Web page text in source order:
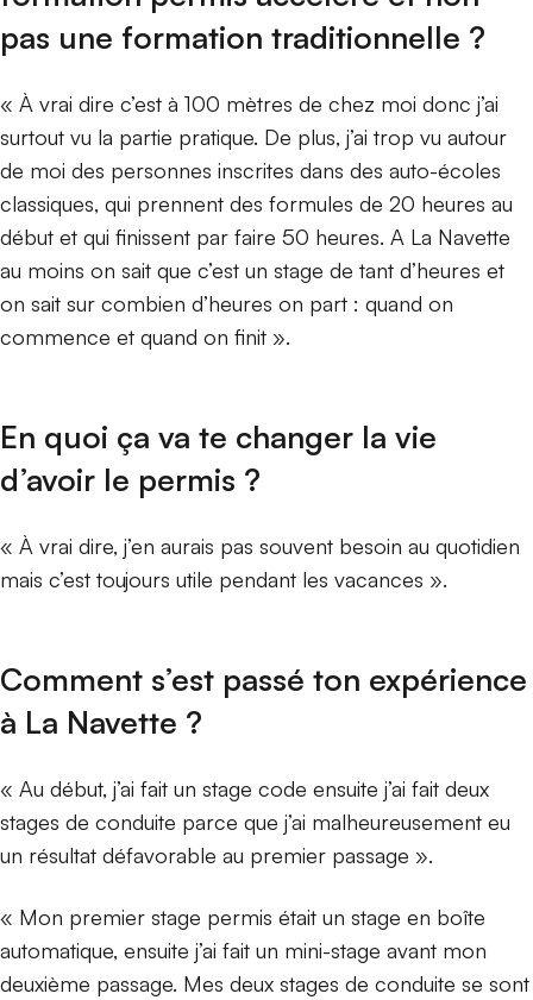
pas une formation traditionnelle ?
« À vrai dire c’est à 100 mètres de chez moi donc j’ai
surtout vu la partie pratique. De plus, j’ai trop vu autour
de moi des personnes inscrites dans des auto-écoles
classiques, qui prennent des formules de 20 heures au
début et qui finissent par faire 50 heures. A La Navette
au moins on sait que c’est un stage de tant d’heures et
on sait sur combien d’heures on part : quand on
commence et quand on finit ».
En quoi ça va te changer la vie
d’avoir le permis ?
« À vrai dire, j’en aurais pas souvent besoin au quotidien
mais c’est toujours utile pendant les vacances ».
Comment s’est passé ton expérience
à La Navette ?
« Au début, j’ai fait un stage code ensuite j’ai fait deux
stages de conduite parce que j’ai malheureusement eu
un résultat défavorable au premier passage ».
« Mon premier stage permis était un stage en boîte
automatique, ensuite j’ai fait un mini-stage avant mon
deuxième passage. Mes deux stages de conduite se sont